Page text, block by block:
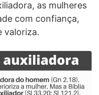
as mulheres
com confiança,
valoriza.